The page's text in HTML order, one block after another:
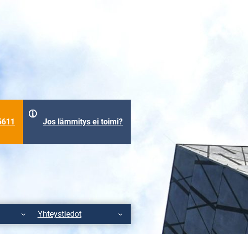
Jos lämmitys ei toimi?
Yhteystiedot